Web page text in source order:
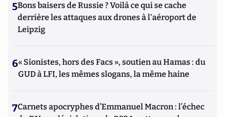
5Bons baisers de Russie ? Voilà ce qui se cache
derrière les attaques aux drones à l'aéroport de
Leipzig
6« Sionistes, hors des Facs », soutien au Hamas : du
GUD à LFI, les mêmes slogans, la même haine
7Carnets apocryphes d’Emmanuel Macron : l’échec